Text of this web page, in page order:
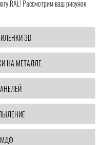
RAL! Рассмотрим ваш рисунок
3D
НА МЕТАЛЛЕ